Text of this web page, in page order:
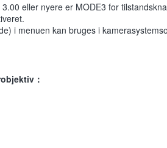
eller nyere er MODE3 for
i menuen kan bruges i
：